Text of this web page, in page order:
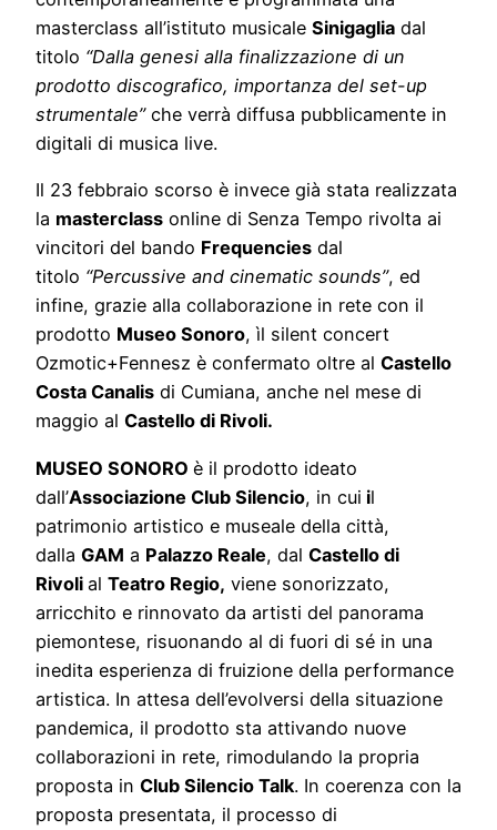
masterclass all’istituto musicale Sinigaglia dal
titolo “Dalla genesi alla finalizzazione di un
prodotto discografico, importanza del set-up
strumentale”che verrà diffusa pubblicamente in
digitali di musica live.
Il 23 febbraio scorso è invece già stata realizzata
la masterclass online di Senza Tempo rivolta ai
vincitori del bando Frequencies dal
titolo “Percussive and cinematic sounds”, ed
infine, grazie alla collaborazione in rete con il
prodotto Museo Sonoro, ìl silent concert
Ozmotic+Fennesz è confermato oltre al Castello
Costa Canalis di Cumiana, anche nel mese di
maggio al Castello di Rivoli.
MUSEO SONORO è il prodotto ideato
dall’Associazione Club Silencio, in cui il
patrimonio artistico e museale della città,
dalla GAM a Palazzo Reale, dal Castello di
Rivoli al Teatro Regio, viene sonorizzato,
arricchito e rinnovato da artisti del panorama
piemontese, risuonando al di fuori di sé in una
inedita esperienza di fruizione della performance
artistica. In attesa dell’evolversi della situazione
pandemica, il prodotto sta attivando nuove
collaborazioni in rete, rimodulando la propria
proposta in Club Silencio Talk. In coerenza con la
proposta presentata, il processo di